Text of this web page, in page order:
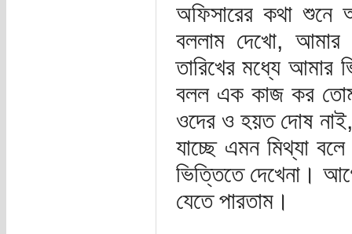
অফিসারের কথা
বললাম দেখো, আমার
তারিখের মধ্যে আমার
বলল এক কাজ কর
ওদের ও হয়ত দোষ
যাচ্ছে এমন মিথ্যা
ভিত্তিতে দেখেনা।
যেতে পারতাম।